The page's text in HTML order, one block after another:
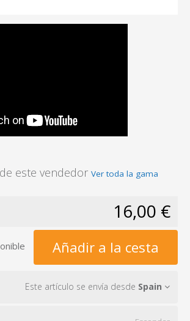
este vendedor Ver toda la gama
16,00 €
Añadir a la cesta
Este artículo se envía desde Spain